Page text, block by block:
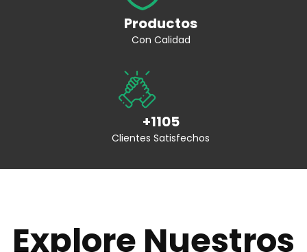
Productos
Con Calidad
+1105
Clientes Satisfechos
Explore Nuestros